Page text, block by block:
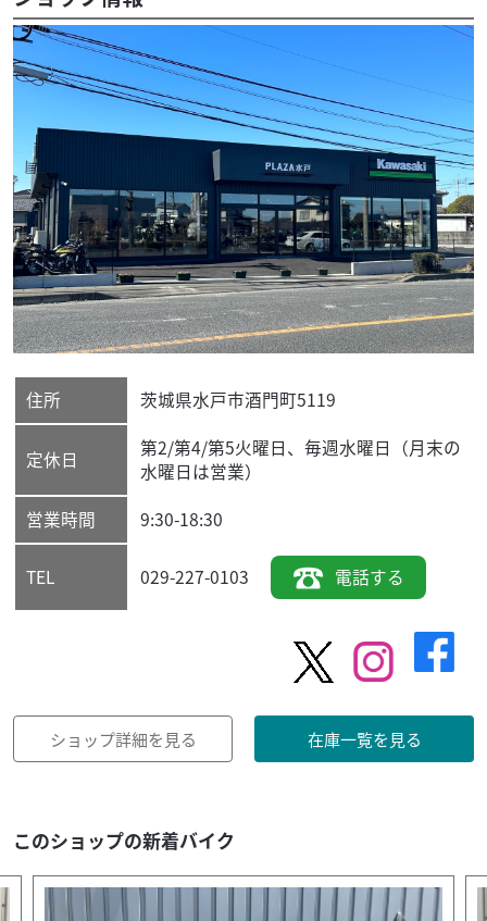
住所 茨城県水戸市酒門町5119
定休日
第2/第4/第5火曜日、毎週水曜日（月末の
水曜日は営業）
営業時間
9:30-18:30
TEL 029-227-0103 電話する
ショップ詳細を見る 在庫一覧を見る
このショップの新着バイク